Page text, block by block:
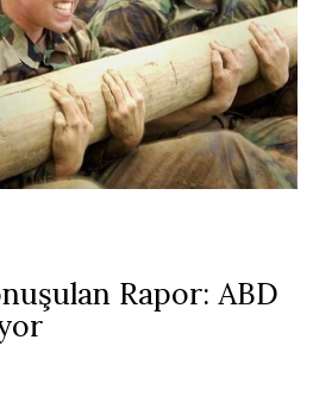
Rapor: ABD